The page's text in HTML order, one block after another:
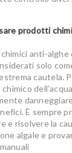
prodotti
anti-alghe
solo
cautela.
chimico
È sempre
e risolvere la
algale e